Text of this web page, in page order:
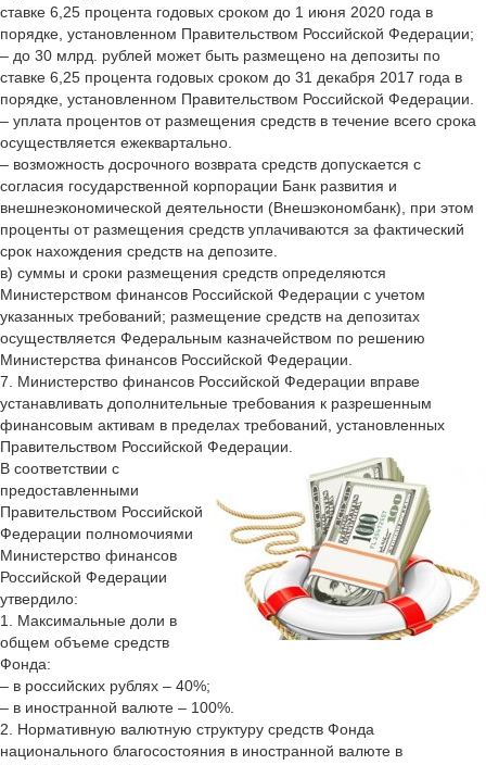
ставке 6,25 процента годовых сроком до 1 июня 2020 года в
порядке, установленном Правительством Российской Федерации;
– до 30 млрд. рублей может быть размещено на депозиты по
ставке 6,25 процента годовых сроком до 31 декабря 2017 года в
порядке, установленном Правительством Российской Федерации.
– уплата процентов от размещения средств в течение всего срока
осуществляется ежеквартально.
– возможность досрочного возврата средств допускается с
согласия государственной корпорации Банк развития и
внешнеэкономической деятельности (Внешэкономбанк), при этом
проценты от размещения средств уплачиваются за фактический
срок нахождения средств на депозите.
в) суммы и сроки размещения средств определяются
Министерством финансов Российской Федерации с учетом
указанных требований; размещение средств на депозитах
осуществляется Федеральным казначейством по решению
Министерства финансов Российской Федерации.
7. Министерство финансов Российской Федерации вправе
устанавливать дополнительные требования к разрешенным
финансовым активам в пределах требований, установленных
Правительством Российской Федерации.
В соответствии с
предоставленными
Правительством Российской
Федерации полномочиями
Министерство финансов
Российской Федерации
утвердило:
1. Максимальные доли в
общем объеме средств
Фонда:
– в российских рублях – 40%;
– в иностранной валюте – 100%.
2. Нормативную валютную структуру средств Фонда
национального благосостояния в иностранной валюте в